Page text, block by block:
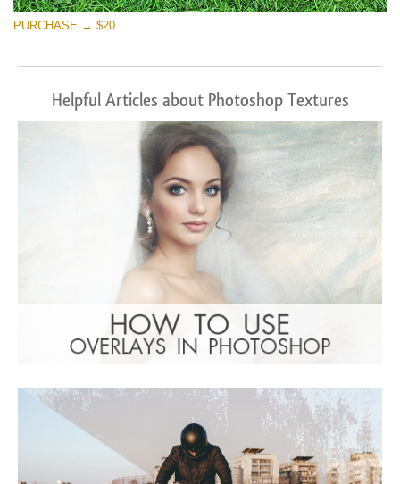
PURCHASE → $20
Helpful Articles about Photoshop Textures